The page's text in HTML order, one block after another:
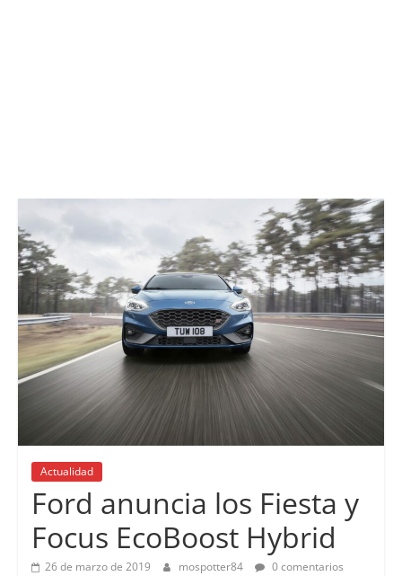
Actualidad
Ford anuncia los Fiesta y
Focus EcoBoost Hybrid
26 de marzo de 2019 mospotter84
0 comentarios